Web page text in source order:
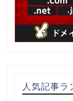
人気記事ラ